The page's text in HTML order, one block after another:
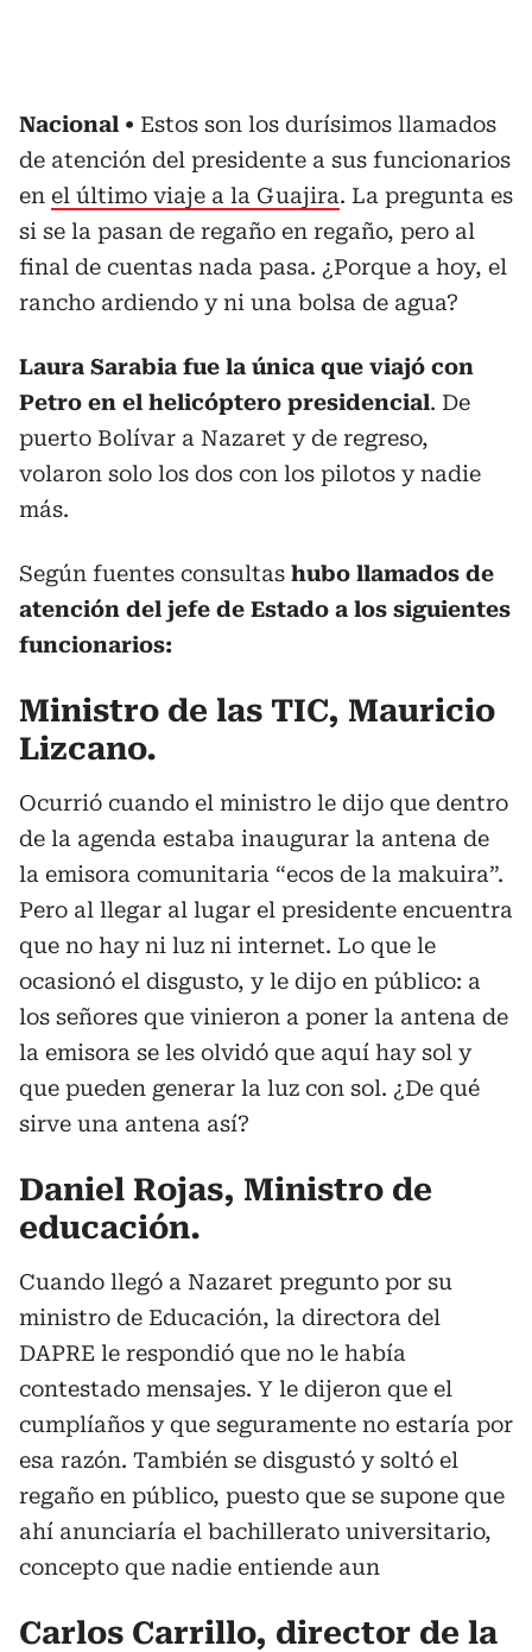
Nacional
Estos son los durísimos llamados
de atención del presidente a sus funcionarios
en el último viaje a la Guajira. La pregunta es
si se la pasan de regaño en regaño, pero al
final de cuentas nada pasa. ¿Porque a hoy, el
rancho ardiendo y ni una bolsa de agua?
Laura Sarabia fue la única que viajó con
Petro en el helicóptero presidencial. De
puerto Bolívar a Nazaret y de regreso,
volaron solo los dos con los pilotos y nadie
más.
Según fuentes consultas hubo llamados de
atención del jefe de Estado a los siguientes
funcionarios:
Ministro de las TIC, Mauricio
Lizcano.
Ocurrió cuando el ministro le dijo que dentro
de la agenda estaba inaugurar la antena de
la emisora comunitaria “ecos de la makuira”.
Pero al llegar al lugar el presidente encuentra
que no hay ni luz ni internet. Lo que le
ocasionó el disgusto, y le dijo en público: a
los señores que vinieron a poner la antena de
la emisora se les olvidó que aquí hay sol y
que pueden generar la luz con sol. ¿De qué
sirve una antena así?
Daniel Rojas, Ministro de
educación.
Cuando llegó a Nazaret pregunto por su
ministro de Educación, la directora del
DAPRE le respondió que no le había
contestado mensajes. Y le dijeron que el
cumplíaños y que seguramente no estaría por
esa razón. También se disgustó y soltó el
regaño en público, puesto que se supone que
ahí anunciaría el bachillerato universitario,
concepto que nadie entiende aun
Carlos Carrillo, director de la